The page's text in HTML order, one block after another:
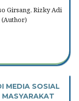
Girsang, Rizky Adi
(Author)
MEDIA SOSIAL
MASYARAKAT